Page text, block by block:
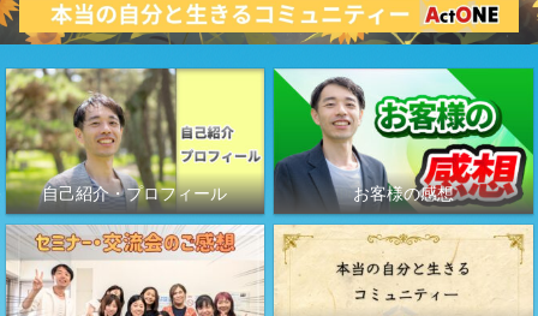
自己紹介・プロフィール お客様の感想